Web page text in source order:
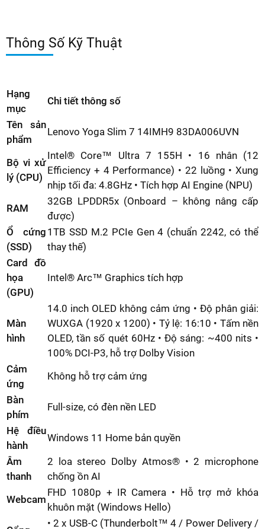
Thông Số Kỹ Thuật
Hạng
mục
Chi tiết thông số
Tên sản
phẩm
Lenovo Yoga Slim 7 14IMH9 83DA006UVN
Bộ vi xử
lý (CPU)
Intel® Core™ Ultra 7 155H • 16 nhân (12
Efficiency + 4 Performance) • 22 luồng • Xung
nhịp tối đa: 4.8GHz • Tích hợp AI Engine (NPU)
RAM
32GB LPDDR5x (Onboard – không nâng cấp
được)
Ổ cứng
(SSD)
1TB SSD M.2 PCIe Gen 4 (chuẩn 2242, có thể
thay thế)
Card đồ
họa
(GPU)
Intel® Arc™ Graphics tích hợp
Màn
hình
14.0 inch OLED không cảm ứng • Độ phân giải:
WUXGA (1920 x 1200) • Tỷ lệ: 16:10 • Tấm nền
OLED, tần số quét 60Hz • Độ sáng: ~400 nits •
100% DCI-P3, hỗ trợ Dolby Vision
Cảm
ứng
Không hỗ trợ cảm ứng
Bàn
phím
Full-size, có đèn nền LED
Hệ điều
hành
Windows 11 Home bản quyền
Âm
thanh
2 loa stereo Dolby Atmos® • 2 microphone
chống ồn AI
Webcam
FHD 1080p + IR Camera • Hỗ trợ mở khóa
khuôn mặt (Windows Hello)
• 2 x USB-C (Thunderbolt™ 4 / Power Delivery /